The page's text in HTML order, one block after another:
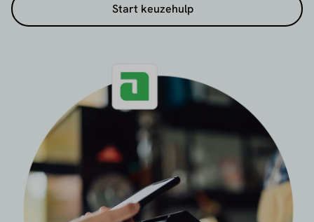
dienstverlening of verkoop op locatie die snel een
bedrag willen innen, zonder kassa of checkout.
Start keuzehulp